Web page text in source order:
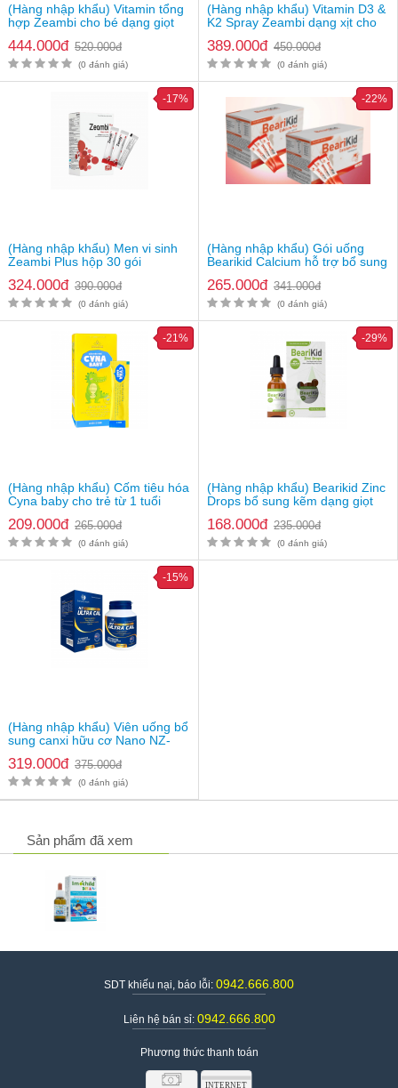
(Hàng nhập khẩu) Vitamin tổng
hợp Zeambi cho bé dạng giọt
444.000đ 520.000đ
(0 đánh giá)
(Hàng nhập khẩu) Vitamin D3 &
K2 Spray Zeambi dạng xịt cho
389.000đ 450.000đ
(0 đánh giá)
(Hàng nhập khẩu) Men vi sinh
Zeambi Plus hộp 30 gói
324.000đ 390.000đ
-17%
(0 đánh giá)
(Hàng nhập khẩu) Gói uống
Bearikid Calcium hỗ trợ bổ sung
265.000đ 341.000đ
-22%
(0 đánh giá)
(Hàng nhập khẩu) Cốm tiêu hóa
Cyna baby cho trẻ từ 1 tuổi
209.000đ 265.000đ
-21%
(0 đánh giá)
(Hàng nhập khẩu) Bearikid Zinc
Drops bổ sung kẽm dạng giọt
168.000đ 235.000đ
-29%
(0 đánh giá)
(Hàng nhập khẩu) Viên uống bổ
sung canxi hữu cơ Nano NZ-
319.000đ 375.000đ
-15%
(0 đánh giá)
Sản phẩm đã xem
SDT khiếu nại, báo lỗi: 0942.666.800
Liên hệ bán sỉ: 0942.666.800
Phương thức thanh toán